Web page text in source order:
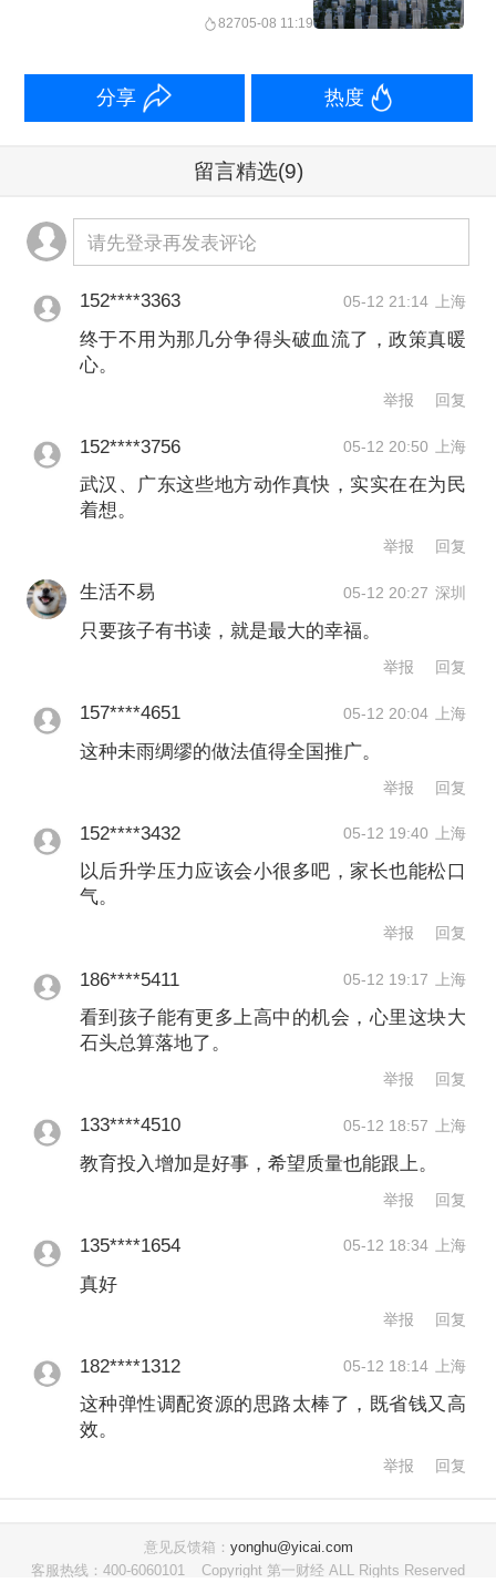
初中阶段2026年达峰，高中阶段将在
2032年达峰。
直面学龄人口变化对学位供给带来的新
行探索，打通各学段教育资源。
其中，3月25日，杭州市萧山区首所“潮
汐学校”万向中学正式破土动工，将无缝
对接学校所在区域迎来的初中入学高
峰。另外，杭州市公共资源交易平台发
布的一则招标公告显示，杭州市萧山区
教育局就该区的“潮汐学校”蜀山中学项目
启动设计招标。包括蜀山中学、万向中
学在内，萧山在未来3年计划投资15.43
亿元，新建4所“潮汐学校”。
根据定义，“潮汐学校”是指一种借鉴潮汐
涨落规律的新型学校建设模式，突出“弹
性使用”原则。比如，新建的初中在规划
初期即按高中标准、容积率上限进行建
设，预留弹性空间。在初中入学高峰期
间，优先用于满足初中学位需求；待高
今年3月，教育部网站发布的《浙江省加
育工作会议经验交流之三》显示，浙江
积极开展“潮汐学校”探索，在新建中小学
间，进而实现“一校两用、动态调配”。
当前，多地正在打通使用各学段教育资
源，探索学位供给“潮汐机制”。例如，广
州市教育局此前表示，将科学统筹、灵
活适配，探索建立学位供给“潮汐使用”机
压力。在佛山市顺德区，2025年的顺德
区政府工作报告提出，探索建立学位供
82705-08 11:19
分享 热度
留言精选(9)
请先登录再发表评论
152****3363 05-12 21:14 上海
终于不用为那几分争得头破血流了，政策真暖
心。
举报 回复
152****3756 05-12 20:50 上海
武汉、广东这些地方动作真快，实实在在为民
着想。
举报 回复
生活不易 05-12 20:27 深圳
只要孩子有书读，就是最大的幸福。
举报 回复
157****4651 05-12 20:04 上海
这种未雨绸缪的做法值得全国推广。
举报 回复
152****3432 05-12 19:40 上海
以后升学压力应该会小很多吧，家长也能松口
气。
举报 回复
186****5411 05-12 19:17 上海
看到孩子能有更多上高中的机会，心里这块大
石头总算落地了。
举报 回复
133****4510 05-12 18:57 上海
教育投入增加是好事，希望质量也能跟上。
举报 回复
135****1654 05-12 18:34 上海
真好
举报 回复
182****1312 05-12 18:14 上海
这种弹性调配资源的思路太棒了，既省钱又高
效。
举报 回复
意见反馈箱： yonghu@yicai.com
客服热线：400-6060101
Copyright 第一财经 ALL Rights Reserved